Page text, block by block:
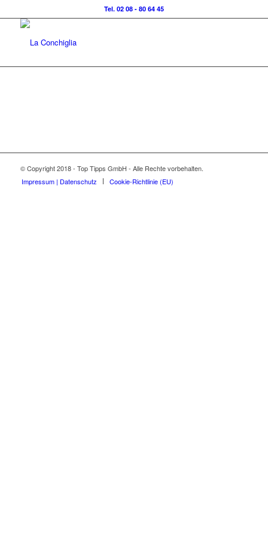
Tel. 02 08 - 80 64 45
© Copyright 2018 - Top Tipps GmbH - Alle Rechte vorbehalten.
Impressum | Datenschutz
Cookie-Richtlinie (EU)